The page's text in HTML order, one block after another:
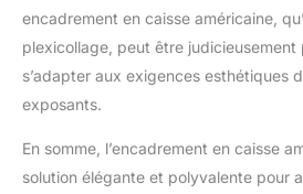
encadrement en caisse américaine,
plexicollage, peut être judicieusement
s’adapter aux exigences esthétiques
exposants.
En somme, l’encadrement en caisse
solution élégante et polyvalente pour